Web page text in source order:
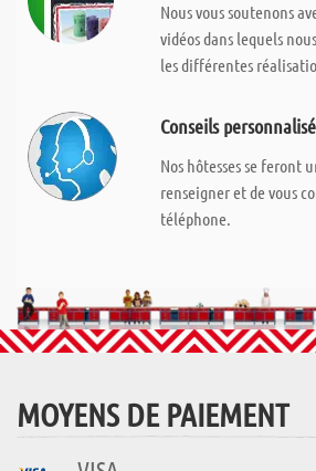
Nous vous soutenons
vidéos dans lequels
les différentes
Conseils
Nos hôtesses se feront
renseigner et de vous
téléphone.
MOYENS DE PAIEMENT